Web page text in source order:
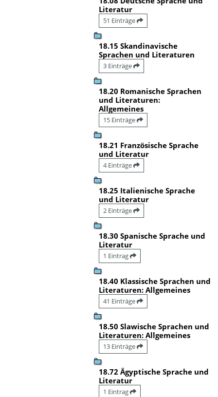
Literatur
51 Einträge
18.15 Skandinavische
Sprachen und Literaturen
3 Einträge
18.20 Romanische Sprachen
und Literaturen:
Allgemeines
15 Einträge
18.21 Französische Sprache
und Literatur
4 Einträge
18.25 Italienische Sprache
und Literatur
2 Einträge
18.30 Spanische Sprache und
Literatur
1 Eintrag
18.40 Klassische Sprachen und
Literaturen: Allgemeines
41 Einträge
18.50 Slawische Sprachen und
Literaturen: Allgemeines
13 Einträge
18.72 Ägyptische Sprache und
Literatur
1 Eintrag